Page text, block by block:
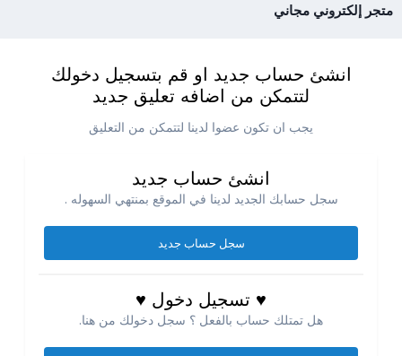
متجر إلكتروني مجاني
انشئ حساب جديد او قم بتسجيل دخولك
لتتمكن من اضافه تعليق جديد
يجب ان تكون عضوا لدينا لتتمكن من التعليق
انشئ حساب جديد
سجل حسابك الجديد لدينا في الموقع بمنتهي السهوله .
سجل حساب جديد
♥ تسجيل دخول ♥
هل تمتلك حساب بالفعل ؟ سجل دخولك من هنا.